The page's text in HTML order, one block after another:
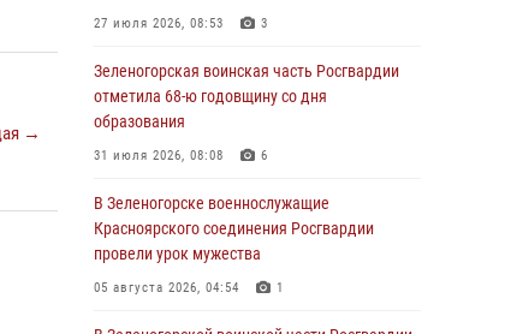
→
задержали подозреваемого в серии краж из
04 августа 2026, 09:57
Сотрудники Росгвардии обеспечили
общественный порядок во время
Дудинке
04 августа 2026, 08:36 1
В Красноярске сотрудники Росгвардии
супермаркета
27 июля 2026, 08:53 3
Зеленогорская воинская часть Росгвардии
отметила 68-ю годовщину со дня
образования
31 июля 2026, 08:08 6
В Зеленогорске военнослужащие
Красноярского соединения Росгвардии
провели урок мужества
05 августа 2026, 04:54 1